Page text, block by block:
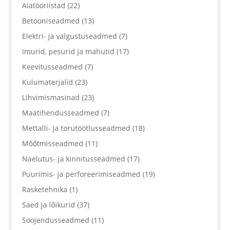
Aiatööriistad (22)
Betooniseadmed (13)
Elektri- ja valgustuseadmed (7)
Imurid, pesurid ja mahutid (17)
Keevitusseadmed (7)
Kulumaterjalid (23)
Lihvimismasinad (23)
Maatihendusseadmed (7)
Mettalli- ja torutöötlusseadmed (18)
Mõõtmisseadmed (11)
Naelutus- ja kinnitusseadmed (17)
Puurimis- ja perforeerimiseadmed (19)
Rasketehnika (1)
Saed ja lõikurid (37)
Soojendusseadmed (11)